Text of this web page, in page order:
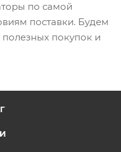
по самой
поставки. Будем
покупок и